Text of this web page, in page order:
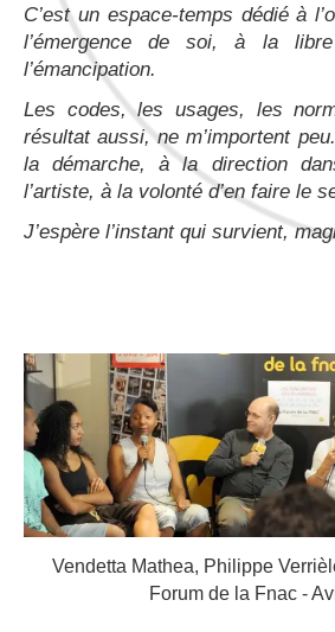
C’est un espace-temps dédié à
l’émergence de soi, à la
l’émancipation.
Les codes, les usages, les
résultat aussi, ne m’importent
la démarche, à la direction
l’artiste, à la volonté d’en faire le
J’espère l’instant qui survient,
Vendetta Mathea, Philippe
Forum de la Fnac -